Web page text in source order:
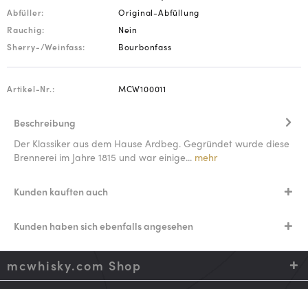
Abfüller:
Original-Abfüllung
Rauchig:
Nein
Sherry-/Weinfass:
Bourbonfass
Artikel-Nr.: MCW100011
Beschreibung
Der Klassiker aus dem Hause Ardbeg. Gegründet wurde diese
Brennerei im Jahre 1815 und war einige... mehr
Kunden kauften auch
Kunden haben sich ebenfalls angesehen
mcwhisky.com Shop